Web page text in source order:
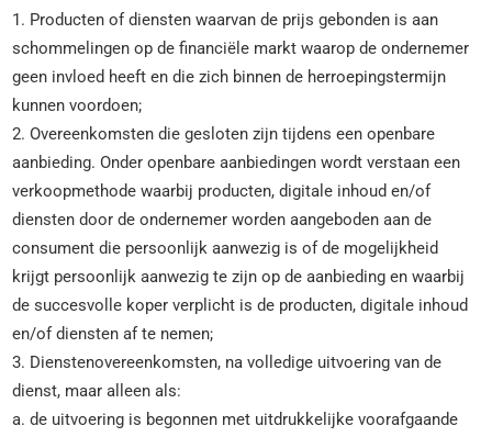
1. Producten of diensten waarvan de prijs gebonden is aan
schommelingen op de financiële markt waarop de ondernemer
geen invloed heeft en die zich binnen de herroepingstermijn
kunnen voordoen;
2. Overeenkomsten die gesloten zijn tijdens een openbare
aanbieding. Onder openbare aanbiedingen wordt verstaan een
verkoopmethode waarbij producten, digitale inhoud en/of
diensten door de ondernemer worden aangeboden aan de
consument die persoonlijk aanwezig is of de mogelijkheid
krijgt persoonlijk aanwezig te zijn op de aanbieding en waarbij
de succesvolle koper verplicht is de producten, digitale inhoud
en/of diensten af te nemen;
3. Dienstenovereenkomsten, na volledige uitvoering van de
dienst, maar alleen als:
a. de uitvoering is begonnen met uitdrukkelijke voorafgaande